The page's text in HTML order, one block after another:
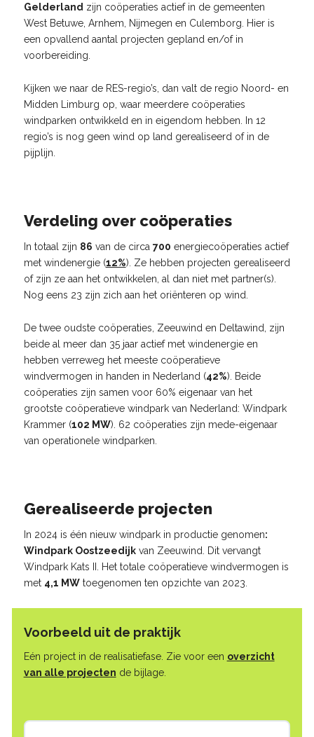
Gelderland zijn coöperaties actief in de gemeenten
West Betuwe, Arnhem, Nijmegen en Culemborg. Hier is
een opvallend aantal projecten gepland en/of in
voorbereiding.
Kijken we naar de RES-regio’s, dan valt de regio Noord- en
Midden Limburg op, waar meerdere coöperaties
windparken ontwikkeld en in eigendom hebben. In 12
regio’s is nog geen wind op land gerealiseerd of in de
pijplijn.
Verdeling over coöperaties
In totaal zijn 86 van de circa 700 energiecoöperaties actief
met windenergie (12%). Ze hebben projecten gerealiseerd
of zijn ze aan het ontwikkelen, al dan niet met partner(s).
Nog eens 23 zijn zich aan het oriënteren op wind.
De twee oudste coöperaties, Zeeuwind en Deltawind, zijn
beide al meer dan 35 jaar actief met windenergie en
hebben verreweg het meeste coöperatieve
windvermogen in handen in Nederland (42%). Beide
coöperaties zijn samen voor 60% eigenaar van het
grootste coöperatieve windpark van Nederland: Windpark
Krammer (102 MW). 62 coöperaties zijn mede-eigenaar
van operationele windparken.
Gerealiseerde projecten
In 2024 is één nieuw windpark in productie genomen:
Windpark Oostzeedijkvan Zeeuwind. Dit vervangt
Windpark Kats II. Het totale coöperatieve windvermogen is
met 4,1 MWtoegenomen ten opzichte van 2023.
Voorbeeld uit de praktijk
Eén project in de realisatiefase. Zie voor een overzicht
van alle projecten de bijlage.